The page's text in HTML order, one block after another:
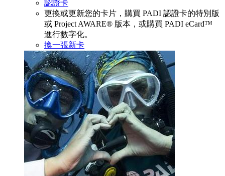
認證卡
更換或更新您的卡片，購買 PADI 認證卡的特別版
或 Project AWARE® 版本，或購買 PADI eCard™
進行數字化。
換一張新卡